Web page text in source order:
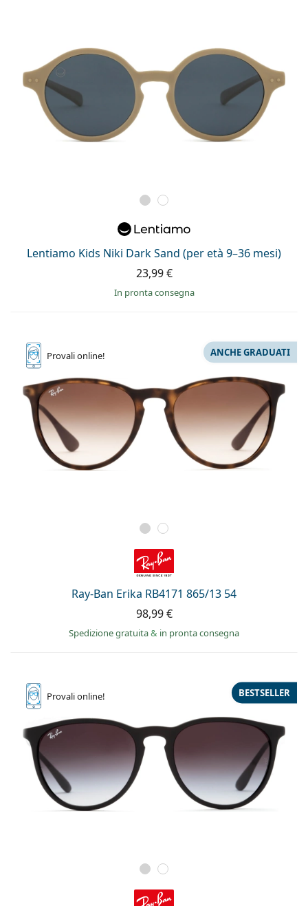
Lentiamo Kids Niki Dark Sand (per età 9–36 mesi)
23,99 €
in pronta consegna
Provalionline!
Ray-Ban Erika RB4171 865/13 54
ANCHE GRADUATI
98,99 €
Spedizione gratuita& in pronta consegna
Provalionline! BESTSELLER